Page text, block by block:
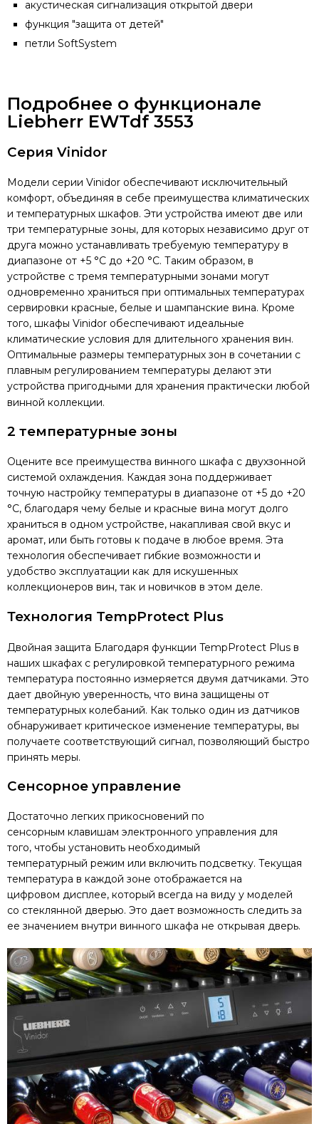
акустическая сигнализация открытой двери
функция "защита от детей"
петли SoftSystem
Подробнее о функционале
Liebherr EWTdf 3553
Серия Vinidor
Модели серии Vinidor обеспечивают исключительный
комфорт, объединяя в себе преимущества климатических
и температурных шкафов. Эти устройства имеют две или
три температурные зоны, для которых независимо друг от
друга можно устанавливать требуемую температуру в
диапазоне от +5 °C до +20 °C. Таким образом, в
устройстве с тремя температурными зонами могут
одновременно храниться при оптимальных температурах
сервировки красные, белые и шампанские вина. Кроме
того, шкафы Vinidor обеспечивают идеальные
климатические условия для длительного хранения вин.
Оптимальные размеры температурных зон в сочетании с
плавным регулированием температуры делают эти
устройства пригодными для хранения практически любой
винной коллекции.
2 температурные зоны
Оцените все преимущества винного шкафа с двухзонной
системой охлаждения. Каждая зона поддерживает
точную настройку температуры в диапазоне от +5 до +20
°C, благодаря чему белые и красные вина могут долго
храниться в одном устройстве, накапливая свой вкус и
аромат, или быть готовы к подаче в любое время. Эта
технология обеспечивает гибкие возможности и
удобство эксплуатации как для искушенных
коллекционеров вин, так и новичков в этом деле.
Технология TempProtect Plus
Двойная защита Благодаря функции TempProtect Plus в
наших шкафах с регулировкой температурного режима
температура постоянно измеряется двумя датчиками. Это
дает двойную уверенность, что вина защищены от
температурных колебаний. Как только один из датчиков
обнаруживает критическое изменение температуры, вы
получаете соответствующий сигнал, позволяющий быстро
принять меры.
Сенсорное управление
Достаточно легких прикосновений по
сенсорным клавишам электронного управления для
того, чтобы установить необходимый
температурный режим или включить подсветку. Текущая
температура в каждой зоне отображается на
цифровом дисплее, который всегда на виду у моделей
со стеклянной дверью. Это дает возможность следить за
ее значением внутри винного шкафа не открывая дверь.